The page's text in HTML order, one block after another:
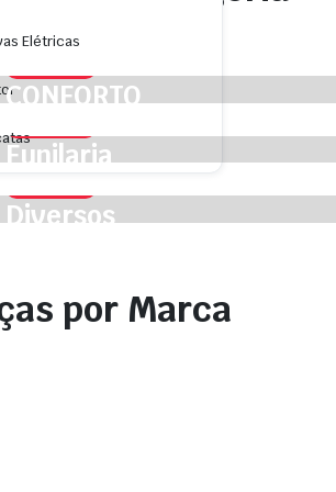
Elétricas
CONFORTO
Veja mais
Funilaria
Veja Mais
Diversos
por Marca